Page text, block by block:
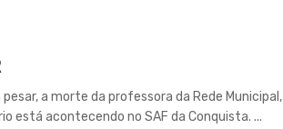
a morte da professora da Rede Municipal,
está acontecendo no SAF da Conquista. ...